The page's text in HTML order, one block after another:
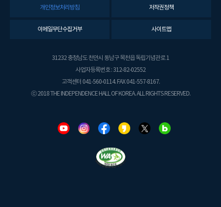
개인정보처리방침 저작권정책
이메일무단수집거부 사이트맵
31232 충청남도 천안시 동남구 목천읍 독립기념관로 1
사업자등록번호 : 312-82-02552
고객센터 041-560-0114. FAX 041-557-8167.
ⓒ 2018 THE INDEPENDENCE HALL OF KOREA. ALL RIGHTS RESERVED.